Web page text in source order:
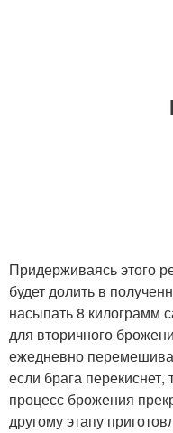
Придерживаясь этого
будет долить в
насыпать 8 килограмм
для вторичного
ежедневно
если брага перекиснет,
процесс брожения
другому этапу